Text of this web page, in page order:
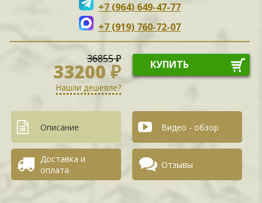
+7 (964) 649-47-77
+7 (919) 760-72-07
36855 ₽
33200 ₽ КУПИТЬ
Нашли дешевле?
Описание Видео - обзор
Доставка и
оплата
Отзывы